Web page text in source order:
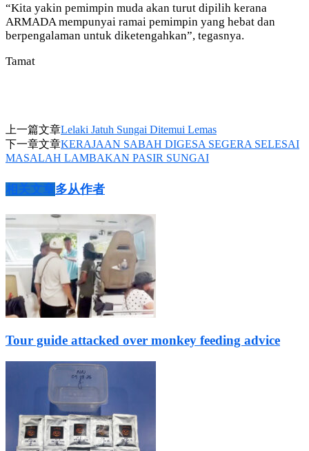
“Kita yakin pemimpin muda akan turut dipilih kerana
ARMADA mempunyai ramai pemimpin yang hebat dan
berpengalaman untuk diketengahkan”, tegasnya.
Tamat
上一篇文章Lelaki Jatuh Sungai Ditemui Lemas
下一章文章KERAJAAN SABAH DIGESA SEGERA SELESAI
MASALAH LAMBAKAN PASIR SUNGAI
相关文章多从作者
Tour guide attacked over monkey feeding advice